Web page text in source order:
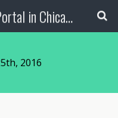
The Bulgarian Media Portal in Chicago
2016